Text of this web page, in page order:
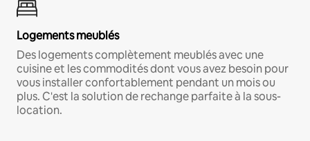
Logements meublés
Des logements complètement meublés avec une
cuisine et les commodités dont vous avez besoin pour
vous installer confortablement pendant un mois ou
plus. C'est la solution de rechange parfaite à la sous-
location.